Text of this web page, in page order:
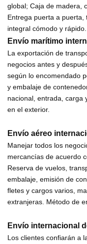
global; Caja de madera,
Entrega puerta a
integral cómodo y rápido.
Envío marítimo
La exportación de
negocios antes y
según lo encomendado
y embalaje de
nacional, entrada, carga
en el exterior.
Envío aéreo
Manejar todos los
mercancías de acuerdo
Reserva de vuelos,
embalaje, emisión de
fletes y cargos varios,
extranjeras. Método de
Envío internacional
Los clientes confiarán a